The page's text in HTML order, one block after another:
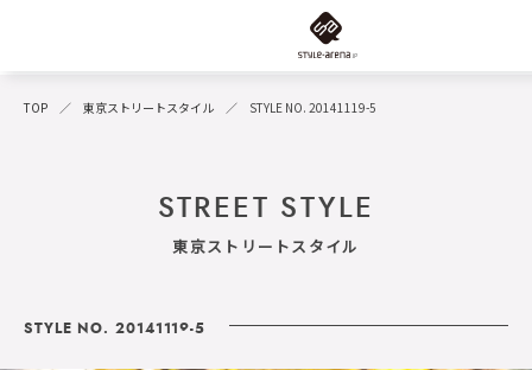
TOP 東京ストリートスタイル STYLE NO. 20141119-5
STREET STYLE
東京ストリートスタイル
STYLE NO. 20141119-5